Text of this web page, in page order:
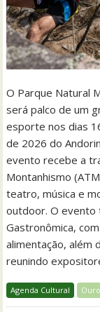
O Parque Natural
será palco de um
esporte nos dias
de 2026 do
evento recebe a
Montanhismo
teatro, música e
outdoor. O evento
Gastronômica,
alimentação, além
reunindo
Agenda Cultural